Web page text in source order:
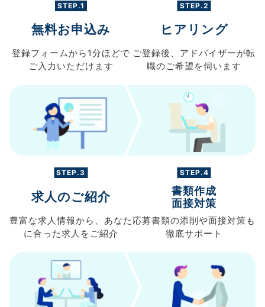
STEP.1
無料お申込み
登録フォームから 1分ほどで
ご入力 いただけます
STEP.2
ヒアリング
ご登録後、 アドバイザーが転
職のご希望を伺います
STEP.3
求人のご紹介
豊富な求人情報から、 あなた
に合った求人を ご紹介
STEP.4
書類作成
面接対策
応募書類の添削や面接対策も
徹底サポート